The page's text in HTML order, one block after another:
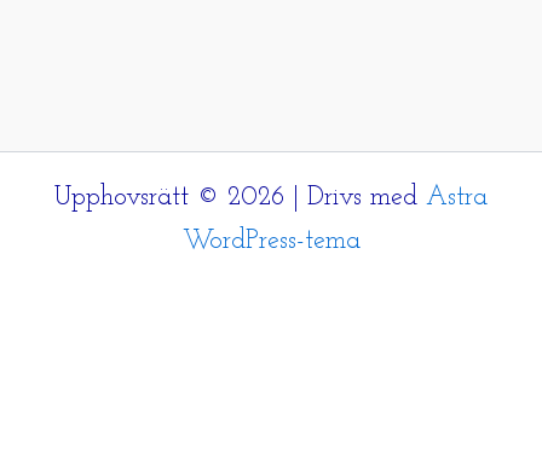
Upphovsrätt © 2026 | Drivs med Astra
WordPress-tema